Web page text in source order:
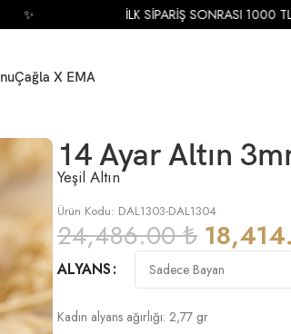
Çağla X EMA
14 Ayar Altın
Yeşil Altın
Ürün Kodu: DAL1303-DAL1304
24,486.00₺
ALYANS
Kadın alyans ağırlığı: 2,77 gr
İLK SİPARİŞ SONRASI 1000 TL İNDİRİM